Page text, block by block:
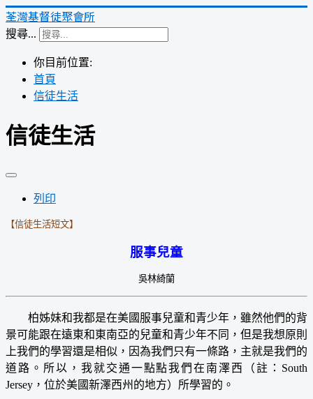
荃灣基督徒聚會所
搜尋...
你目前位置:
首頁
信徒生活
信徒生活
列印
【信徒生活短文】
服事兒童
吳林綺蘭
柏姊妹和我都是在美國服事兒童和青少年，雖然他們的背
景可能跟在遠東和東南亞的兒童和青少年不同，但是我想原則
上我們的學習還是相似，因為我們只有一條路，主就是我們的
道路。所以，我就交通一點點我們在南澤西（註：South
Jersey，位於美國新澤西州的地方）所學習的。